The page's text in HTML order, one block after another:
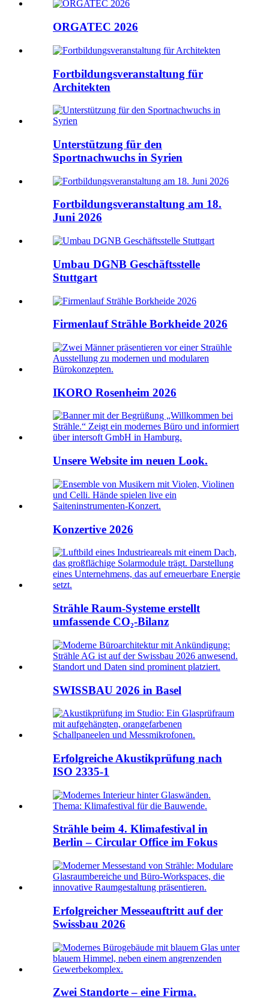
ORGATEC 2026
Fortbildungsveranstaltung für
Architekten
Unterstützung für den
Sportnachwuchs in Syrien
Fortbildungsveranstaltung am 18.
Juni 2026
Umbau DGNB Geschäftsstelle
Stuttgart
Firmenlauf Strähle Borkheide 2026
IKORO Rosenheim 2026
Unsere Website im neuen Look.
Konzertive 2026
Strähle Raum‑Systeme erstellt
umfassende CO₂‑Bilanz
SWISSBAU 2026 in Basel
Erfolgreiche Akustikprüfung nach
ISO 2335-1
Strähle beim 4. Klimafestival in
Berlin – Circular Office im Fokus
Erfolgreicher Messeauftritt auf der
Swissbau 2026
Zwei Standorte – eine Firma.